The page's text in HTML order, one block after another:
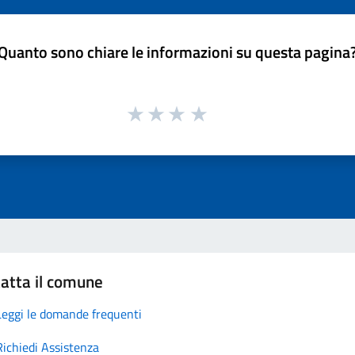
sono chiare le informazioni su questa
il comune
le domande frequenti
Assistenza